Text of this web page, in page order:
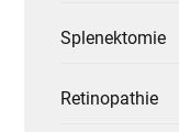
Splenektomie
Retinopathie